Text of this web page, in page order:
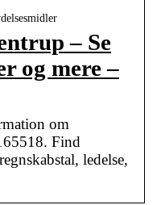
– Se
og mere –
om
Find
ledelse,